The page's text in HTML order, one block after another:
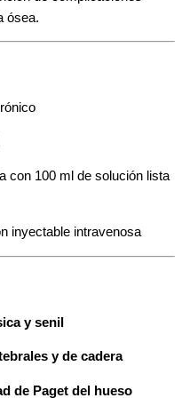
ósea.
con 100 ml de solución lista
inyectable intravenosa
y senil
y de cadera
de Paget del hueso